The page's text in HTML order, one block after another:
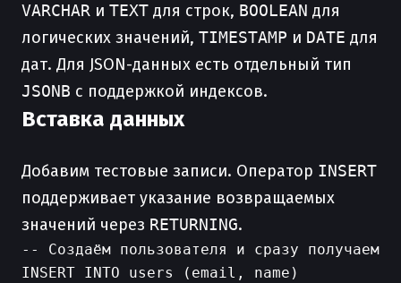
VARCHAR и TEXT для строк, BOOLEAN для
логических значений, TIMESTAMP и DATE для
дат. Для JSON-данных есть отдельный тип
JSONB с поддержкой индексов.
Вставка данных
Добавим тестовые записи. Оператор INSERT
поддерживает указание возвращаемых
значений через RETURNING.
-- Создаём пользователя и сразу получаем
INSERT INTO users (email, name)